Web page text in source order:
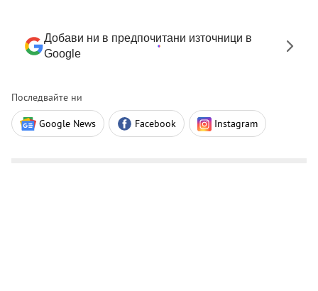
Добави ни в предпочитани източници в
Google
Последвайте ни
Google News Facebook Instagram